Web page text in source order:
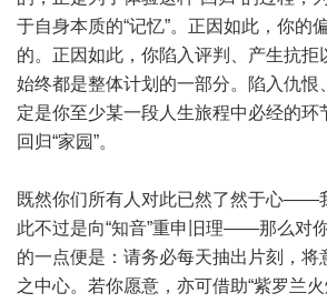
于自身本质的“记忆”。正因如此，你的
的。正因如此，你陷入评判、产生抗
始终都是整体计划的一部分。陷入仇恨
定是你至少某一段人生旅程中必经的环
回归“家园”。
既然你们所有人对此已然了然于心——
此不过是向“知音”重申旧理——那么对
的一点便是：请务必每天抽出片刻，将
之中心。若你愿意，亦可借助“紫罗兰